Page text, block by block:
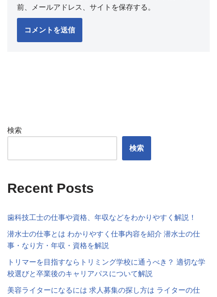
前、メールアドレス、サイトを保存する。
検索
検索
Recent Posts
歯科技工士の仕事や資格、年収などをわかりやすく解説！
潜水士の仕事とは わかりやすく仕事内容を紹介 潜水士の仕
事・なり方・年収・資格を解説
トリマーを目指すならトリミング学校に通うべき？ 適切な学
校選びと卒業後のキャリアパスについて解説
美容ライターになるには 求人募集の探し方は ライターの仕